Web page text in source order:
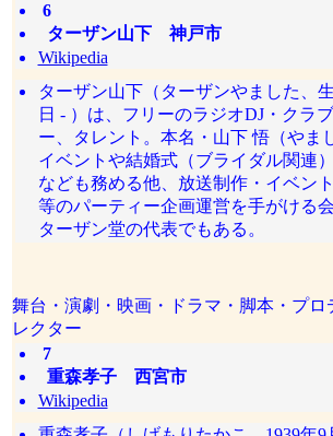
6
ターザン山下 神戸市
Wikipedia
ターザン山下（ターザンやました、
日 - ）は、フリーのラジオDJ・クラ
ー、タレント。本名・山下 悟（やま
イベントや結婚式（ブライダル関連
なども務める他、放送制作・イベン
等のパーティー企画運営を手がける
ターザン堂の代表でもある。
舞台・演劇・映画・ドラマ・脚本・プロ
レクター
7
重森孝子 西宮市
Wikipedia